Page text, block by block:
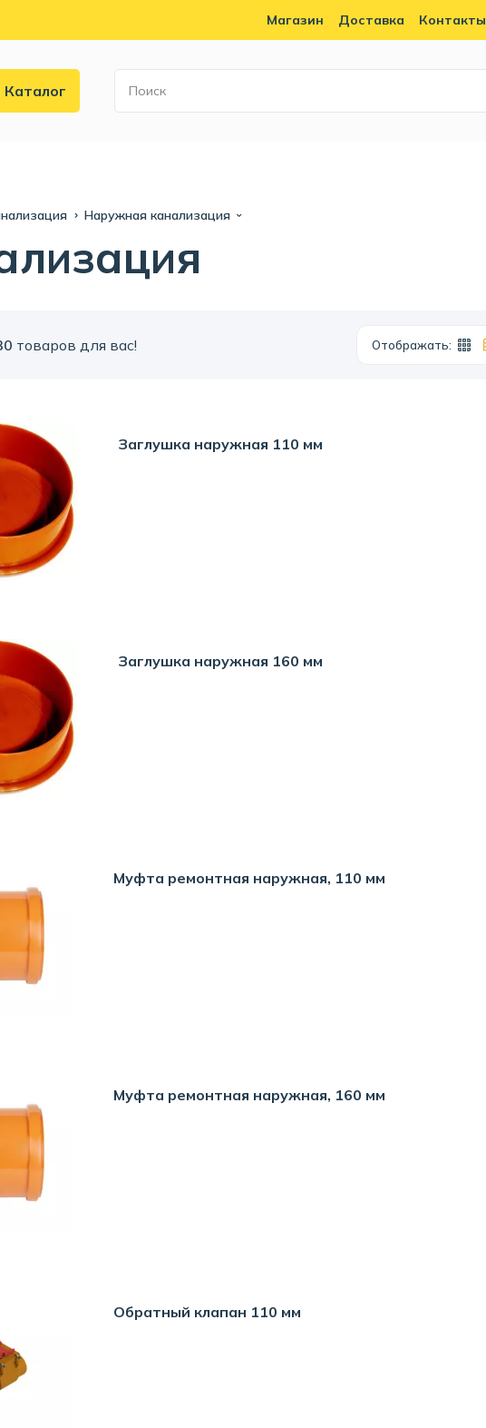
Магазин Доставка Контакты
Каталог
Наружная канализация
товаров для вас! Отображать:
Заглушка наружная 110 мм
Заглушка наружная 160 мм
Муфта ремонтная наружная, 110 мм
Муфта ремонтная наружная, 160 мм
Обратный клапан 110 мм